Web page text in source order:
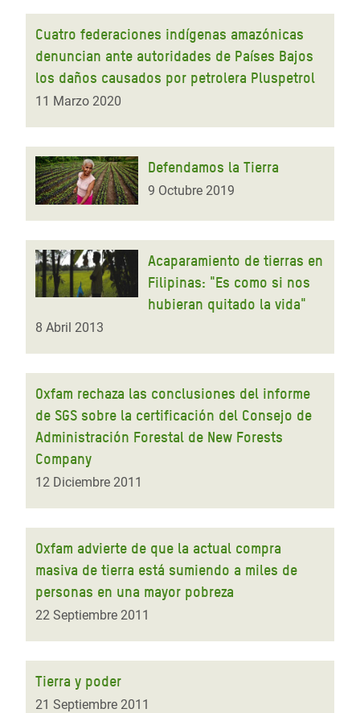
Cuatro federaciones indígenas amazónicas
denuncian ante autoridades de Países Bajos
los daños causados por petrolera Pluspetrol
11 Marzo 2020
Defendamos la Tierra
9 Octubre 2019
Acaparamiento de tierras en
Filipinas: "Es como si nos
hubieran quitado la vida"
8 Abril 2013
Oxfam rechaza las conclusiones del informe
de SGS sobre la certificación del Consejo de
Administración Forestal de New Forests
Company
12 Diciembre 2011
Oxfam advierte de que la actual compra
masiva de tierra está sumiendo a miles de
personas en una mayor pobreza
22 Septiembre 2011
Tierra y poder
21 Septiembre 2011